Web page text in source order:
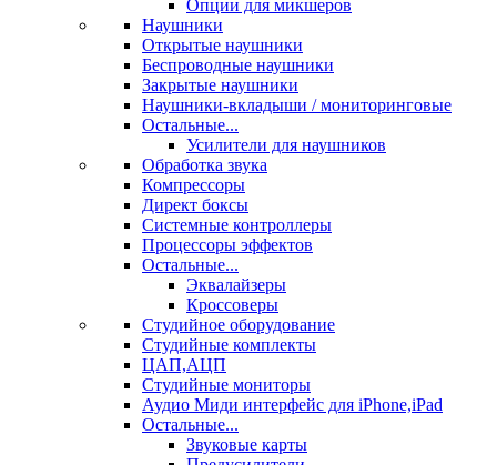
Опции для микшеров
Наушники
Открытые наушники
Беспроводные наушники
Закрытые наушники
Наушники-вкладыши / мониторинговые
Остальные...
Усилители для наушников
Обработка звука
Компрессоры
Директ боксы
Системные контроллеры
Процессоры эффектов
Остальные...
Эквалайзеры
Кроссоверы
Студийное оборудование
Студийные комплекты
ЦАП,АЦП
Студийные мониторы
Аудио Миди интерфейс для iPhone,iPad
Остальные...
Звуковые карты